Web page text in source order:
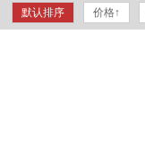
默认排序 价格↑